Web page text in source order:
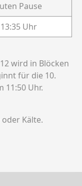
Pause
Uhr
wird in Blöcken
für die 10.
11:50 Uhr.
Kälte.